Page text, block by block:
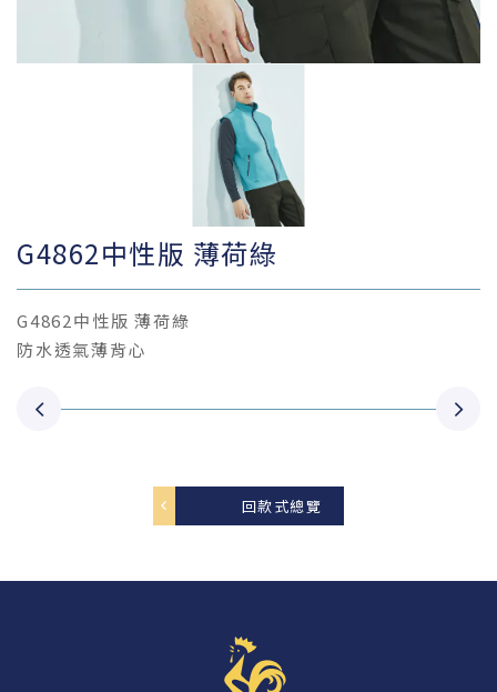
G4862中性版 薄荷綠
G4862中性版 薄荷綠
防水透氣薄背心
回款式總覽